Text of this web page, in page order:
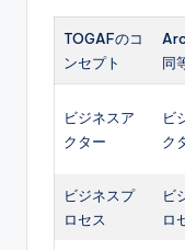
TOGAFのコ
ンセプト
同
ビジネスア
クター
ビ
ク
ビジネスプ
ロセス
ビ
ロ